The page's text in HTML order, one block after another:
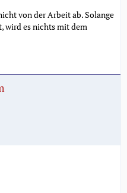
von der Arbeit ab. Solange
wird es nichts mit dem